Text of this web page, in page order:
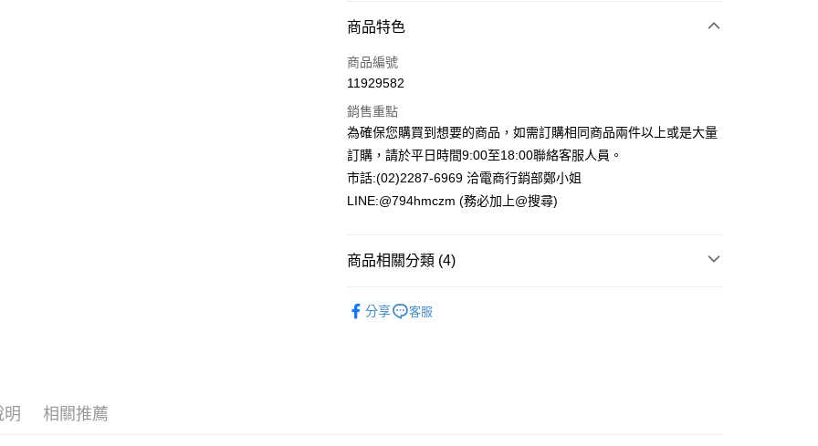
付款方式
信用卡一次付款
LINE Pay
Apple Pay
街口支付
Google Pay
商品特色
商品編號
11929582
銷售重點
為確保您購買到想要的商品，如需訂購相同商品兩件以上或是大量
訂購，請於平日時間9:00至18:00聯絡客服人員。
市話:(02)2287-6969 洽電商行銷部鄭小姐
LINE:@794hmczm (務必加上@搜尋)
商品相關分類 (4)
分享 客服
明 相關推薦